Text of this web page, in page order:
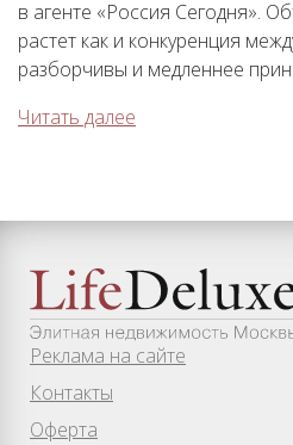
в агенте «Россия Сегодня».
растет как и конкуренция
разборчивы и медленнее
Читать далее
Реклама на сайте
Контакты
Оферта